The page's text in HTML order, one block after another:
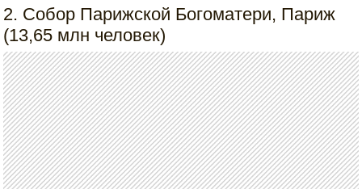
2. Собор Парижской Богоматери, Париж
(13,65 млн человек)